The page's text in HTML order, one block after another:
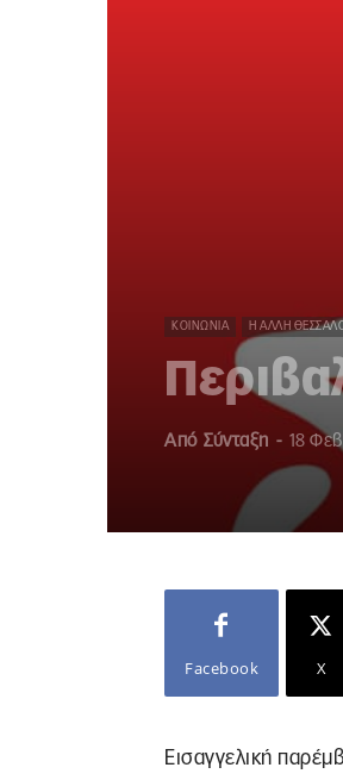
ΚΟΙΝΩΝΊΑ Η ΆΛΛΗ
Από Σύνταξη - 18
Facebook X
Εισαγγελική